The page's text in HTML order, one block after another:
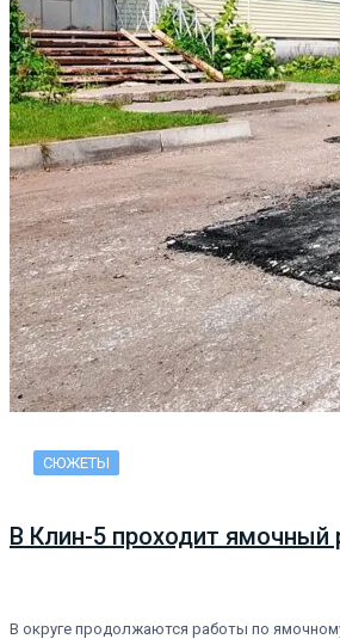
СЮЖЕТЫ
В Клин-5 проходит ямочный
В округе продолжаются работы по